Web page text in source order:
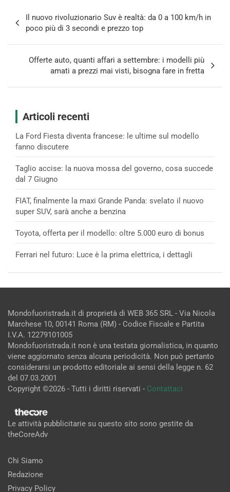
articoli
Il nuovo rivoluzionario Suv è realtà: da 0 a 100 km/h in
poco più di 3 secondi e prezzo top
Offerte auto, quanti affari a settembre: i modelli più
amati a prezzi mai visti, bisogna fare in fretta
Articoli recenti
La Ford Fiesta diventa francese: le ultime sul modello
fanno discutere
Taglio accise: la nuova mossa del governo, cosa succede
dal 7 Giugno
FIAT, finalmente la maxi Grande Panda: svelato il nuovo
super SUV, sarà anche a benzina
Toyota, offerta per il modello: oltre 5.000 euro di bonus
Ferrari nel futuro: Luce è la prima elettrica, i dettagli
Mondofuoristrada.it di proprietà di WEB 365 SRL - Via Nicola
Marchese 10, 00141 Roma (RM) - Codice Fiscale e Partita
I.V.A. 12279101005
Mondofuoristrada.it non è una testata giornalistica, in quanto
viene aggiornato senza alcuna periodicità. Non può pertanto
considerarsi un prodotto editoriale ai sensi della legge n. 62
del 07.03.2001
Copyright ©2026 - Tutti i diritti riservati - Contattaci
Le attività pubblicitarie su questo sito sono gestite da
theCoreAdv
Chi Siamo
Redazione
Privacy Policy